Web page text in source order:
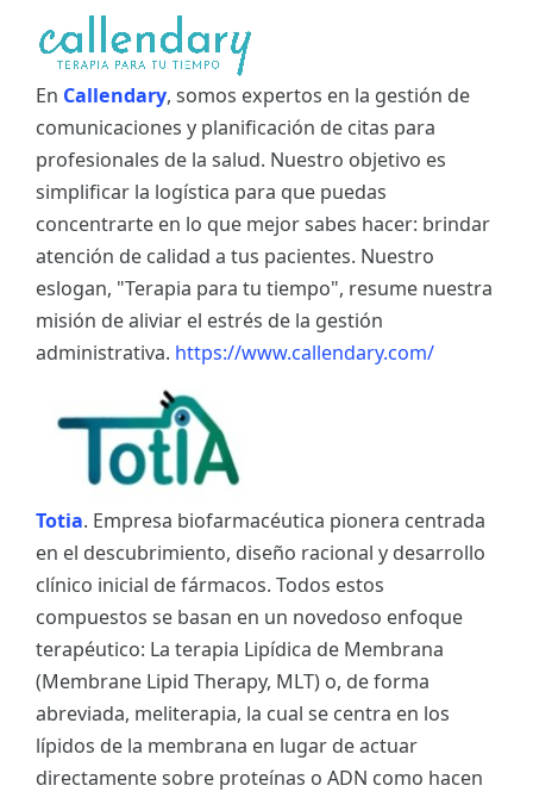
En Callendary, somos expertos en la gestión de
comunicaciones y planificación de citas para
profesionales de la salud. Nuestro objetivo es
simplificar la logística para que puedas
concentrarte en lo que mejor sabes hacer: brindar
atención de calidad a tus pacientes. Nuestro
eslogan, "Terapia para tu tiempo", resume nuestra
misión de aliviar el estrés de la gestión
administrativa. https://www.callendary.com/
Totia. Empresa biofarmacéutica pionera centrada
en el descubrimiento, diseño racional y desarrollo
clínico inicial de fármacos. Todos estos
compuestos se basan en un novedoso enfoque
terapéutico: La terapia Lipídica de Membrana
(Membrane Lipid Therapy, MLT) o, de forma
abreviada, meliterapia, la cual se centra en los
lípidos de la membrana en lugar de actuar
directamente sobre proteínas o ADN como hacen